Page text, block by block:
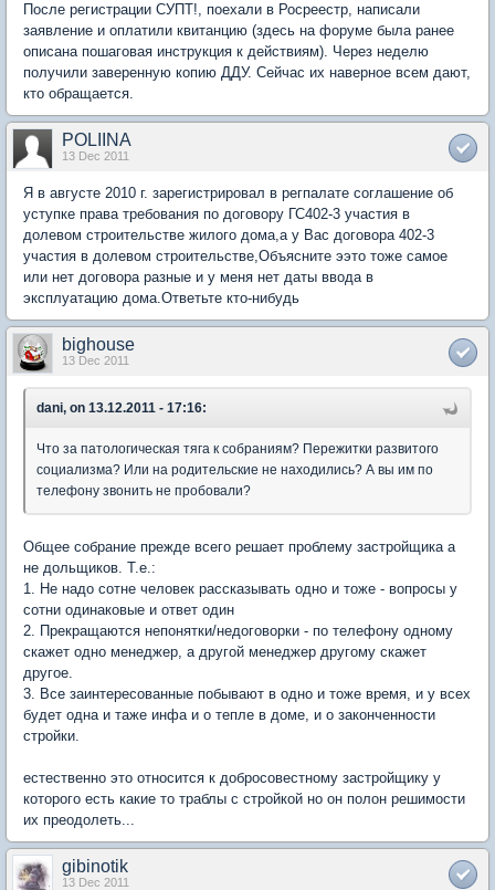
После регистрации СУПТ!, поехали в Росреестр, написали
заявление и оплатили квитанцию (здесь на форуме была ранее
описана пошаговая инструкция к действиям). Через неделю
получили заверенную копию ДДУ. Сейчас их наверное всем дают,
кто обращается.
POLIINA
13 Dec 2011
Я в августе 2010 г. зарегистрировал в регпалате соглашение об
уступке права требования по договору ГС402-3 участия в
долевом строительстве жилого дома,а у Вас договора 402-3
участия в долевом строительстве,Объясните ээто тоже самое
или нет договора разные и у меня нет даты ввода в
эксплуатацию дома.Ответьте кто-нибудь
bighouse
13 Dec 2011
dani, on 13.12.2011 - 17:16:
Что за патологическая тяга к собраниям? Пережитки развитого
социализма? Или на родительские не находились? А вы им по
телефону звонить не пробовали?
Общее собрание прежде всего решает проблему застройщика а
не дольщиков. Т.е.:
1. Не надо сотне человек рассказывать одно и тоже - вопросы у
сотни одинаковые и ответ один
2. Прекращаются непонятки/недоговорки - по телефону одному
скажет одно менеджер, а другой менеджер другому скажет
другое.
3. Все заинтересованные побывают в одно и тоже время, и у всех
будет одна и таже инфа и о тепле в доме, и о законченности
стройки.
естественно это относится к добросовестному застройщику у
которого есть какие то траблы с стройкой но он полон решимости
их преодолеть...
gibinotik
13 Dec 2011